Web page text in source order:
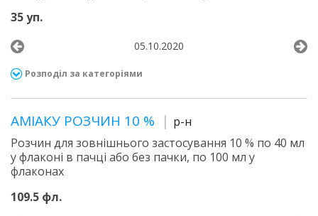
35 уп.
05.10.2020
Розподіл за категоріями
АМІАКУ РОЗЧИН 10 %
р-н
Розчин для зовнішнього застосування 10 % по 40 мл
у флаконі в пачці або без пачки, по 100 мл у
флаконах
109.5 фл.